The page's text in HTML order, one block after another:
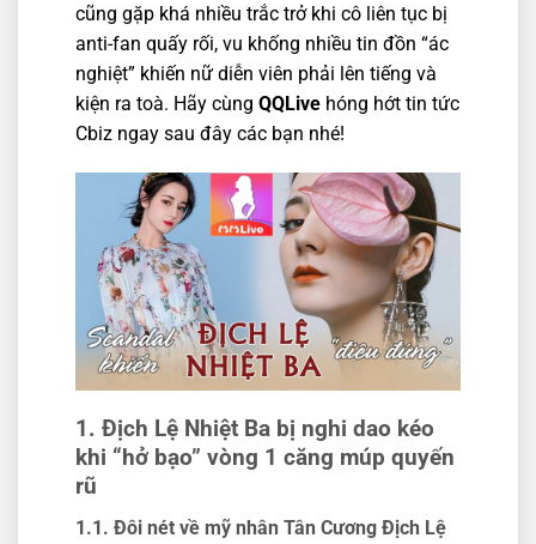
cũng gặp khá nhiều trắc trở khi cô liên tục bị
anti-fan quấy rối, vu khống nhiều tin đồn “ác
nghiệt” khiến nữ diễn viên phải lên tiếng và
kiện ra toà. Hãy cùng QQLive hóng hớt tin tức
Cbiz ngay sau đây các bạn nhé!
1. Địch Lệ Nhiệt Ba bị nghi dao kéo
khi “hở bạo” vòng 1 căng múp quyến
rũ
1.1. Đôi nét về mỹ nhân Tân Cương Địch Lệ